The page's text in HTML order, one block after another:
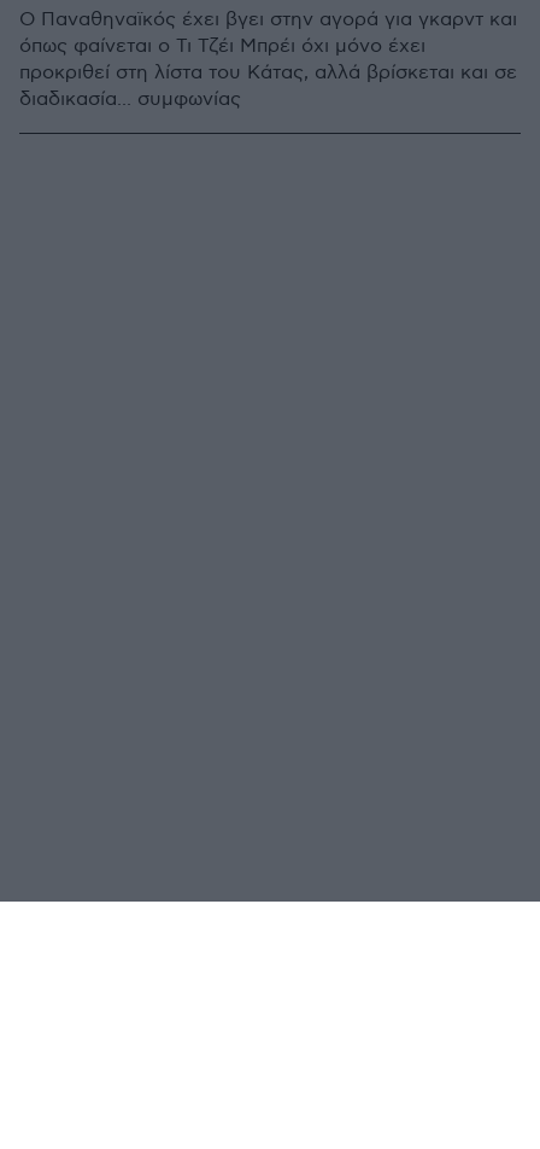
Ο Παναθηναϊκός έχει βγει στην αγορά για γκαρντ και
όπως φαίνεται o Τι Τζέι Μπρέι όχι μόνο έχει
προκριθεί στη λίστα του Κάτας, αλλά βρίσκεται και σε
διαδικασία... συμφωνίας